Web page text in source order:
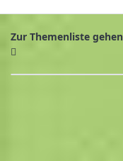
Zur Themenliste gehen